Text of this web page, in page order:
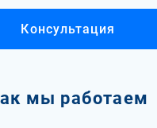
Консультация
мы работаем